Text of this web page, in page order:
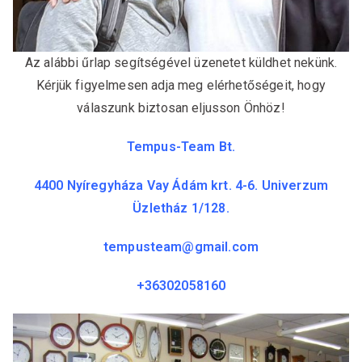
Az alábbi űrlap segítségével üzenetet küldhet nekünk.
Kérjük figyelmesen adja meg elérhetőségeit, hogy
válaszunk biztosan eljusson Önhöz!
Tempus-Team Bt.
4400 Nyíregyháza Vay Ádám krt. 4-6. Univerzum
Üzletház 1/128.
tempusteam@gmail.com
+36302058160